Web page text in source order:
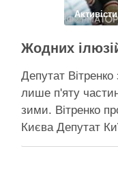
Депутат
лише п'яту
зими. Вітренко
Києва Депутат
що станом на 5